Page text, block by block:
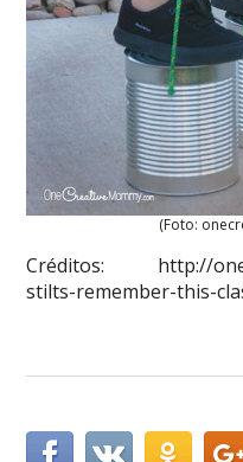
(Foto:
Créditos: http://
stilts-remember-this-